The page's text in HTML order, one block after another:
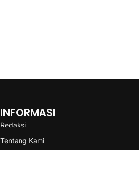
INFORMASI
Redaksi
Tentang Kami